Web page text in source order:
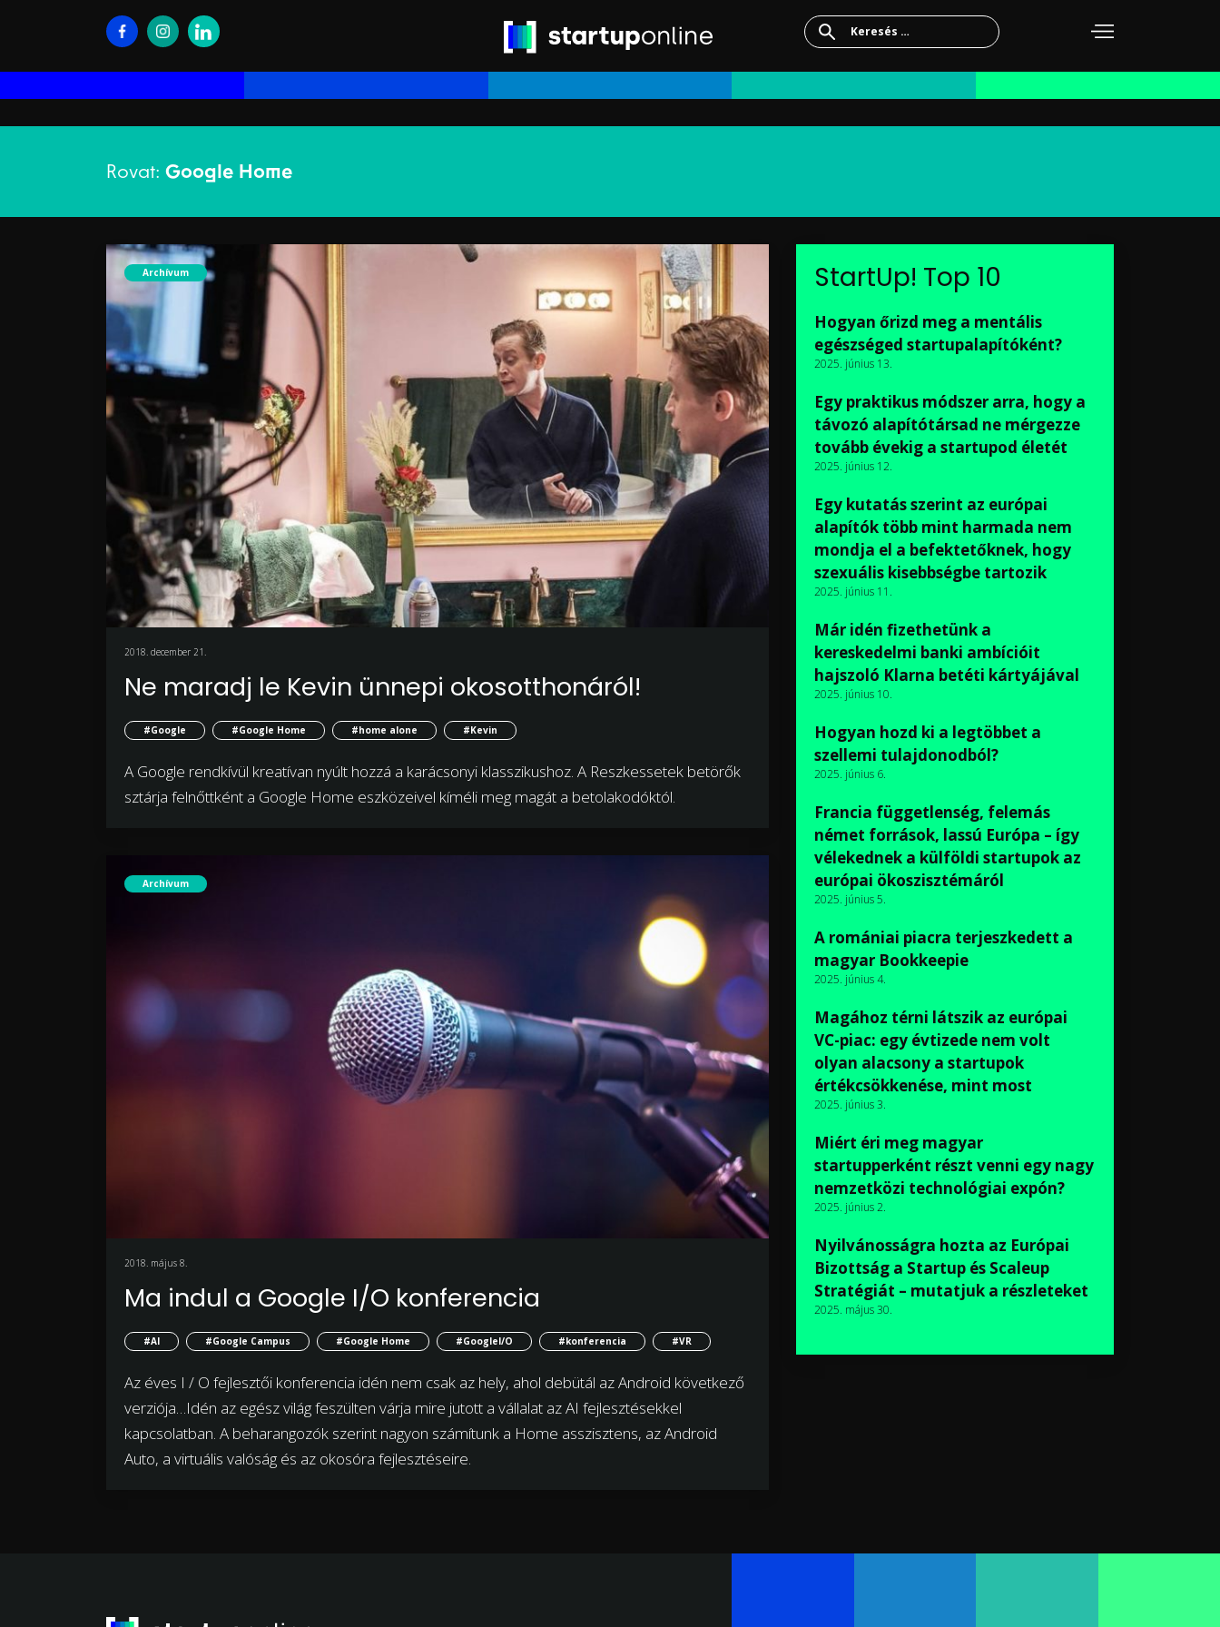
Keresés:
Rovat: Google Home
Archívum
2018. december 21.
Ne maradj le Kevin ünnepi okosotthonáról!
#Google #Google Home #home alone #Kevin
A Google rendkívül kreatívan nyúlt hozzá a karácsonyi klasszikushoz. A Reszkessetek betörők
sztárja felnőttként a Google Home eszközeivel kíméli meg magát a betolakodóktól.
Archívum
2018. május 8.
Ma indul a Google I/O konferencia
#AI #Google Campus #Google Home #GoogleI/O #konferencia #VR
Az éves I / O fejlesztői konferencia idén nem csak az hely, ahol debütál az Android következő
verziója…Idén az egész világ feszülten várja mire jutott a vállalat az AI fejlesztésekkel
kapcsolatban. A beharangozók szerint nagyon számítunk a Home asszisztens, az Android
Auto, a virtuális valóság és az okosóra fejlesztéseire.
StartUp! Top 10
Hogyan őrizd meg a mentális
egészséged startupalapítóként?
2025. június 13.
Egy praktikus módszer arra, hogy a
távozó alapítótársad ne mérgezze
tovább évekig a startupod életét
2025. június 12.
Egy kutatás szerint az európai
alapítók több mint harmada nem
mondja el a befektetőknek, hogy
szexuális kisebbségbe tartozik
2025. június 11.
Már idén fizethetünk a
kereskedelmi banki ambícióit
hajszoló Klarna betéti kártyájával
2025. június 10.
Hogyan hozd ki a legtöbbet a
szellemi tulajdonodból?
2025. június 6.
Francia függetlenség, felemás
német források, lassú Európa – így
vélekednek a külföldi startupok az
európai ökoszisztémáról
2025. június 5.
A romániai piacra terjeszkedett a
magyar Bookkeepie
2025. június 4.
Magához térni látszik az európai
VC-piac: egy évtizede nem volt
olyan alacsony a startupok
értékcsökkenése, mint most
2025. június 3.
Miért éri meg magyar
startupperként részt venni egy nagy
nemzetközi technológiai expón?
2025. június 2.
Nyilvánosságra hozta az Európai
Bizottság a Startup és Scaleup
Stratégiát – mutatjuk a részleteket
2025. május 30.